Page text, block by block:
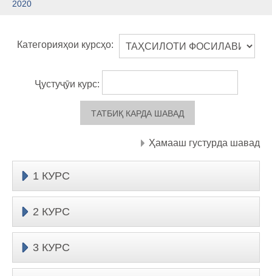
2020
Категорияҳои курсҳо:
Ҷустуҷӯи курс:
Ҳамааш густурда шавад
1 КУРС
2 КУРС
3 КУРС